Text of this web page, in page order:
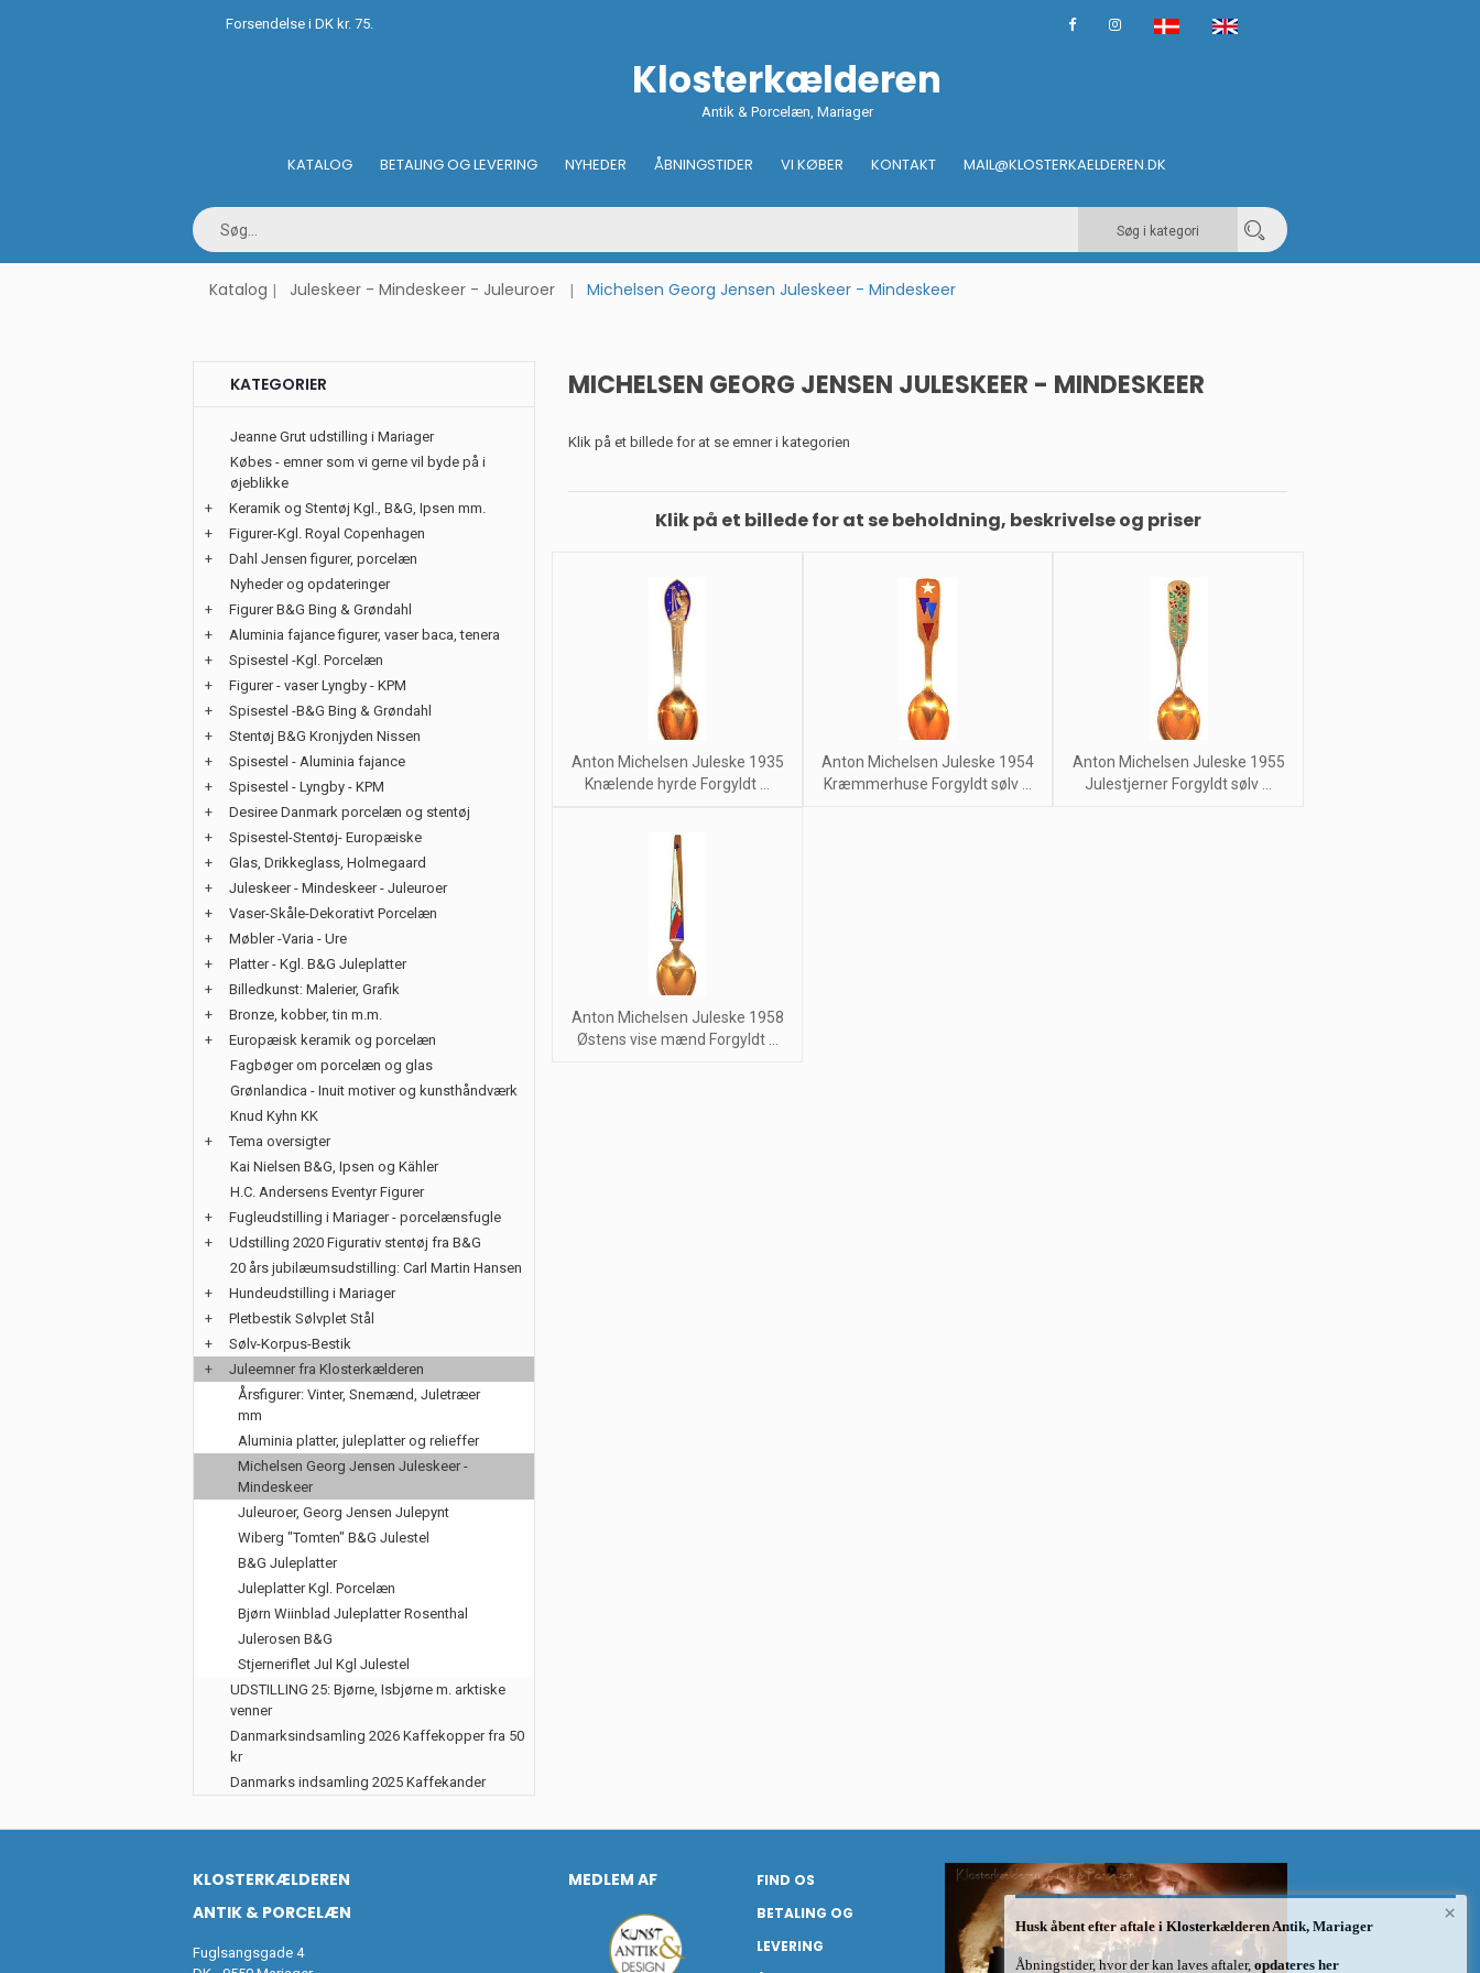
Forsendelse i DK kr. 75.
Klosterkælderen
Antik & Porcelæn, Mariager
KATALOG BETALING OG LEVERING NYHEDER ÅBNINGSTIDER VI KØBER KONTAKT MAIL@KLOSTERKAELDEREN.DK
Søg i kategori
Katalog Juleskeer - Mindeskeer - Juleuroer Michelsen Georg Jensen Juleskeer - Mindeskeer
MICHELSEN GEORG JENSEN JULESKEER - MINDESKEER
Klik på et billede for at se emner i kategorien
Klik på et billede for at se beholdning, beskrivelse og priser
Anton Michelsen Juleske 1935
Knælende hyrde Forgyldt ...
Anton Michelsen Juleske 1954
Kræmmerhuse Forgyldt sølv ...
Anton Michelsen Juleske 1955
Julestjerner Forgyldt sølv ...
Anton Michelsen Juleske 1958
Østens vise mænd Forgyldt ...
KATEGORIER
Jeanne Grut udstilling i Mariager
Købes - emner som vi gerne vil byde på i
øjeblikke
+
Keramik og Stentøj Kgl., B&G, Ipsen mm.
+
Figurer-Kgl. Royal Copenhagen
+
Dahl Jensen figurer, porcelæn
Nyheder og opdateringer
+
Figurer B&G Bing & Grøndahl
+
Aluminia fajance figurer, vaser baca, tenera
+
Spisestel -Kgl. Porcelæn
+
Figurer - vaser Lyngby - KPM
+
Spisestel -B&G Bing & Grøndahl
+
Stentøj B&G Kronjyden Nissen
+
Spisestel - Aluminia fajance
+
Spisestel - Lyngby - KPM
+
Desiree Danmark porcelæn og stentøj
+
Spisestel-Stentøj- Europæiske
+
Glas, Drikkeglass, Holmegaard
+
Juleskeer - Mindeskeer - Juleuroer
+
Vaser-Skåle-Dekorativt Porcelæn
+
Møbler -Varia - Ure
+
Platter - Kgl. B&G Juleplatter
+
Billedkunst: Malerier, Grafik
+
Bronze, kobber, tin m.m.
+
Europæisk keramik og porcelæn
Fagbøger om porcelæn og glas
Grønlandica - Inuit motiver og kunsthåndværk
Knud Kyhn KK
+
Tema oversigter
Kai Nielsen B&G, Ipsen og Kähler
H.C. Andersens Eventyr Figurer
+
Fugleudstilling i Mariager - porcelænsfugle
+
Udstilling 2020 Figurativ stentøj fra B&G
20 års jubilæumsudstilling: Carl Martin Hansen
+
Hundeudstilling i Mariager
+
Pletbestik Sølvplet Stål
+
Sølv-Korpus-Bestik
+
Juleemner fra Klosterkælderen
Årsfigurer: Vinter, Snemænd, Juletræer
mm
Aluminia platter, juleplatter og relieffer
Michelsen Georg Jensen Juleskeer -
Mindeskeer
Juleuroer, Georg Jensen Julepynt
Wiberg "Tomten" B&G Julestel
B&G Juleplatter
Juleplatter Kgl. Porcelæn
Bjørn Wiinblad Juleplatter Rosenthal
Julerosen B&G
Stjerneriflet Jul Kgl Julestel
UDSTILLING 25: Bjørne, Isbjørne m. arktiske
venner
Danmarksindsamling 2026 Kaffekopper fra 50
kr
Danmarks indsamling 2025 Kaffekander
KLOSTERKÆLDEREN
ANTIK & PORCELÆN
Fuglsangsgade 4
MEDLEM AF
FIND OS
BETALING OG
LEVERING
×
Husk åbent efter aftale i Klosterkælderen Antik, Mariager
Åbningstider, hvor der kan laves aftaler, opdateres her